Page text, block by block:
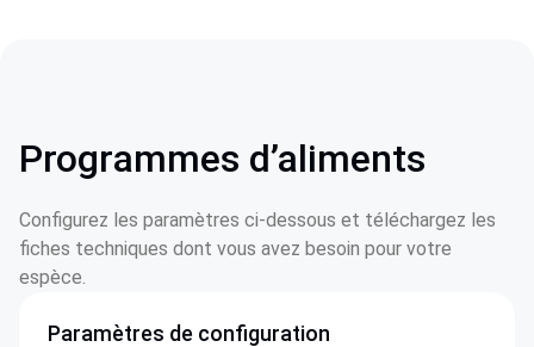
Programmes d’aliments
Configurez les paramètres ci-dessous et téléchargez les
fiches techniques dont vous avez besoin pour votre
espèce.
Paramètres de configuration